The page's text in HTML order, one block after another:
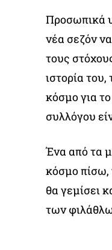
Προσωπικά
νέα σεζόν
τους
ιστορία
κόσμο για
συλλόγου
Ένα από τα
κόσμο πίσω,
θα γεμίσει
των